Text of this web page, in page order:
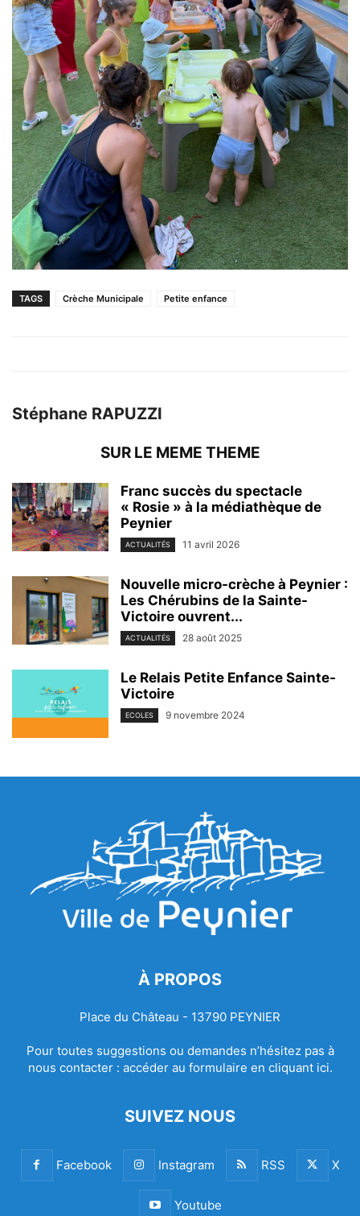
TAGS Crèche Municipale Petite enfance
Stéphane RAPUZZI
SUR LE MEME THEME
Franc succès du spectacle
« Rosie » à la médiathèque de
Peynier
ACTUALITÉS 11 avril 2026
Nouvelle micro-crèche à Peynier :
Les Chérubins de la Sainte-
Victoire ouvrent...
ACTUALITÉS 28 août 2025
Le Relais Petite Enfance Sainte-
Victoire
ECOLES 9 novembre 2024
À PROPOS
Place du Château - 13790 PEYNIER
Pour toutes suggestions ou demandes n’hésitez pas à
nous contacter : accéder au formulaire en cliquant ici.
SUIVEZ NOUS
Facebook Instagram RSS X
Youtube